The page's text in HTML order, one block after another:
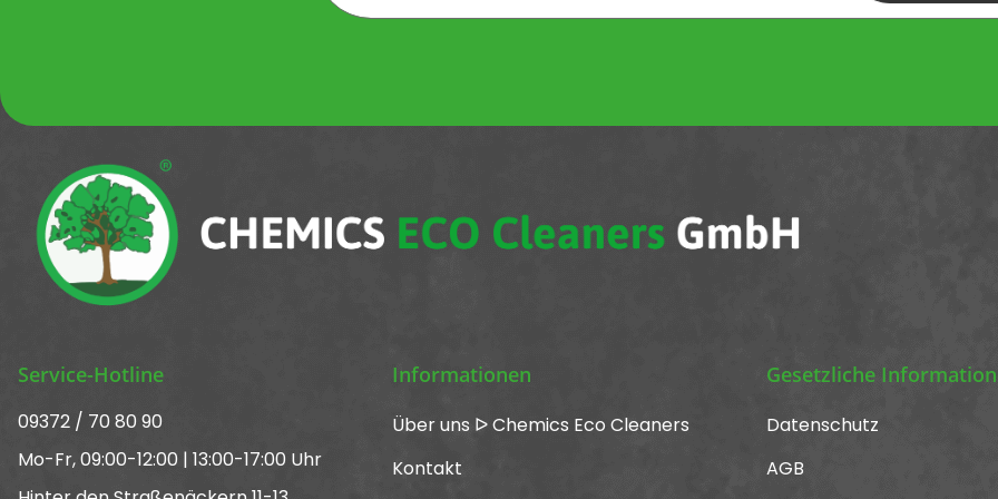
Service-Hotline
09372 / 70 80 90
Mo-Fr, 09:00-12:00 | 13:00-17:00 Uhr
Informationen
Über uns ᐅ Chemics Eco Cleaners
Kontakt
Gesetzliche
Datenschutz
AGB